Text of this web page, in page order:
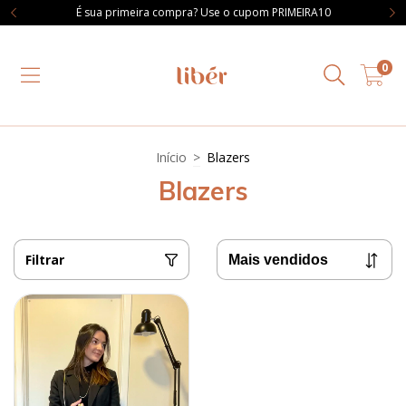
É sua primeira compra? Use o cupom PRIMEIRA10
0
Início > Blazers
Blazers
Filtrar